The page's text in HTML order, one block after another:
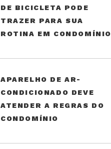
DE BICICLETA PODE
TRAZER PARA SUA
ROTINA EM CONDOMÍNIO
APARELHO DE AR-
CONDICIONADO DEVE
ATENDER A REGRAS DO
CONDOMÍNIO